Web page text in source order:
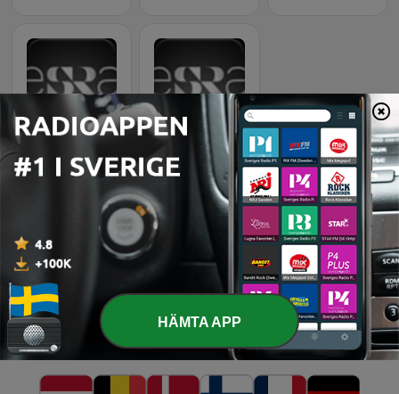
Sveriges Radio - Studio Ett Sveriges Radio Morgonmagasin i P1
av
HÄMTA APP